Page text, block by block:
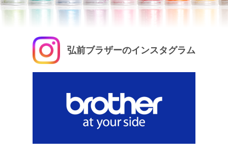
弘前ブラザーのインスタグラム